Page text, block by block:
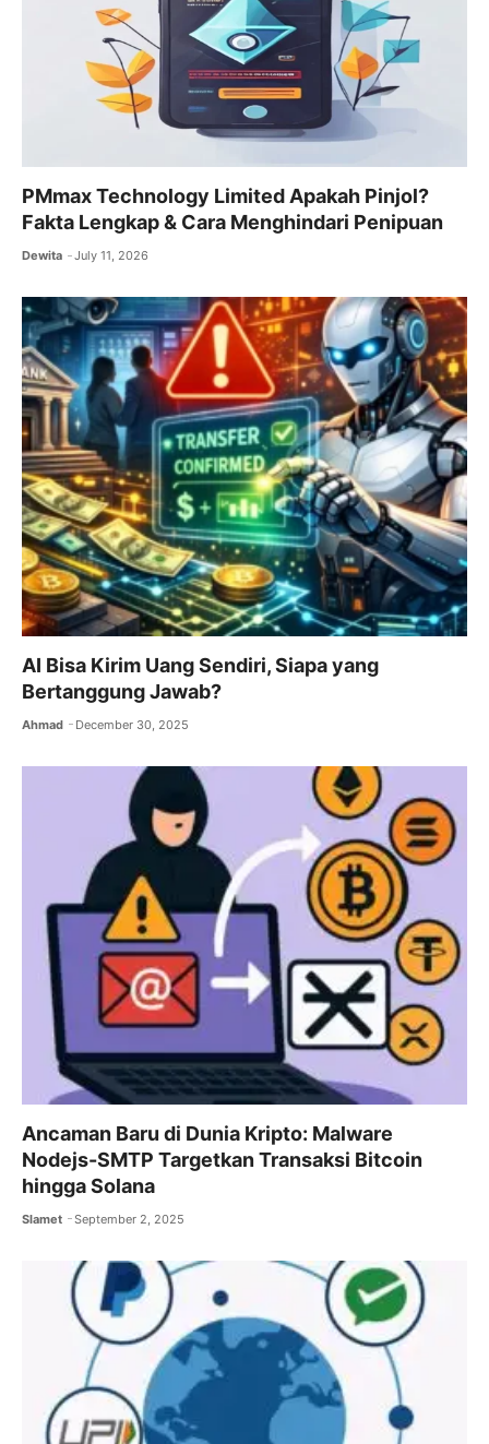
PMmax Technology Limited Apakah Pinjol?
Fakta Lengkap & Cara Menghindari Penipuan
Dewita July 11, 2026
AI Bisa Kirim Uang Sendiri, Siapa yang
Bertanggung Jawab?
Ahmad December 30, 2025
Ancaman Baru di Dunia Kripto: Malware
Nodejs-SMTP Targetkan Transaksi Bitcoin
hingga Solana
Slamet September 2, 2025